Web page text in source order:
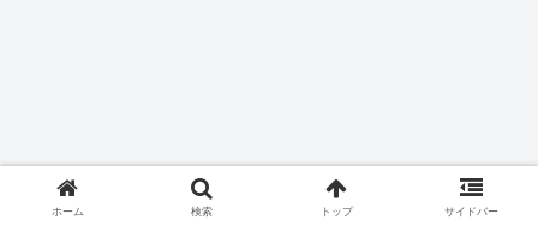
ホーム 検索 トップ サイドバー